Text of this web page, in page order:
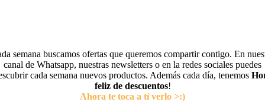
semana buscamos ofertas que queremos compartir contigo. En
canal de Whatsapp, nuestras newsletters o en la redes sociales puedes
cada semana nuevos productos. Además cada día, tenemos
feliz de descuentos!
Ahora te toca a tí verlo >:)